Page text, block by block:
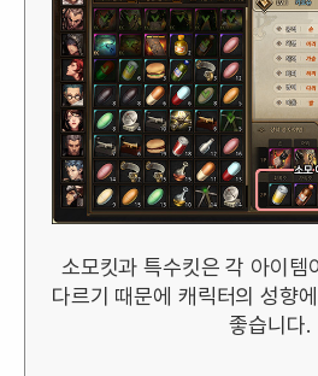
소모킷과 특수킷은 각 아이템
다르기 때문에 캐릭터의 성향
좋습니다.